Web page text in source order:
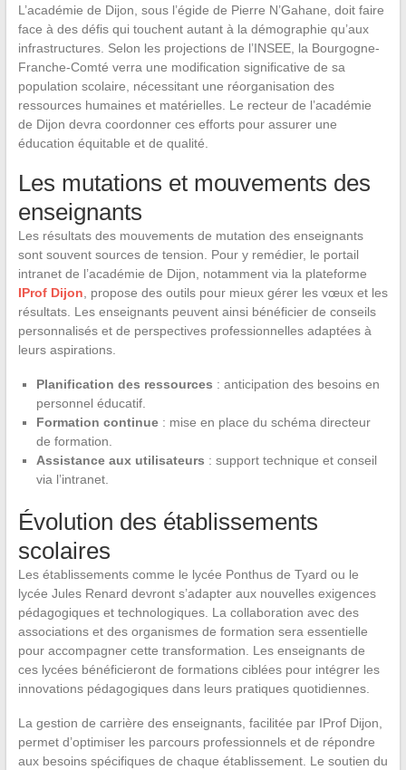
L’académie de Dijon, sous l’égide de Pierre N’Gahane, doit faire
face à des défis qui touchent autant à la démographie qu’aux
infrastructures. Selon les projections de l’INSEE, la Bourgogne-
Franche-Comté verra une modification significative de sa
population scolaire, nécessitant une réorganisation des
ressources humaines et matérielles. Le recteur de l’académie
de Dijon devra coordonner ces efforts pour assurer une
éducation équitable et de qualité.
Les mutations et mouvements des
enseignants
Les résultats des mouvements de mutation des enseignants
sont souvent sources de tension. Pour y remédier, le portail
intranet de l’académie de Dijon, notamment via la plateforme
IProf Dijon , propose des outils pour mieux gérer les vœux et les
résultats. Les enseignants peuvent ainsi bénéficier de conseils
personnalisés et de perspectives professionnelles adaptées à
leurs aspirations.
Planification des ressources : anticipation des besoins en
personnel éducatif.
Formation continue: mise en place du schéma directeur
de formation.
Assistance aux utilisateurs : support technique et conseil
via l’intranet.
Évolution des établissements
scolaires
Les établissements comme le lycée Ponthus de Tyard ou le
lycée Jules Renard devront s’adapter aux nouvelles exigences
pédagogiques et technologiques. La collaboration avec des
associations et des organismes de formation sera essentielle
pour accompagner cette transformation. Les enseignants de
ces lycées bénéficieront de formations ciblées pour intégrer les
innovations pédagogiques dans leurs pratiques quotidiennes.
La gestion de carrière des enseignants, facilitée par IProf Dijon,
permet d’optimiser les parcours professionnels et de répondre
aux besoins spécifiques de chaque établissement. Le soutien du